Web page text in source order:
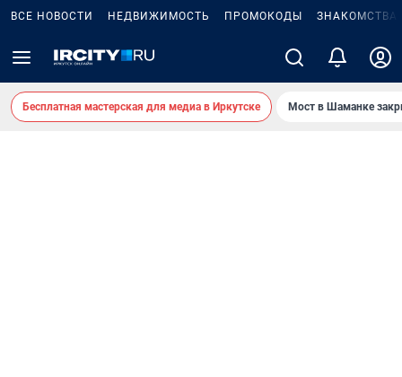
ВСЕ НОВОСТИ НЕДВИЖИМОСТЬ ПРОМОКОДЫ ЗНАКОМСТВА
Бесплатная мастерская для медиа в Иркутске Мост в Шаманке